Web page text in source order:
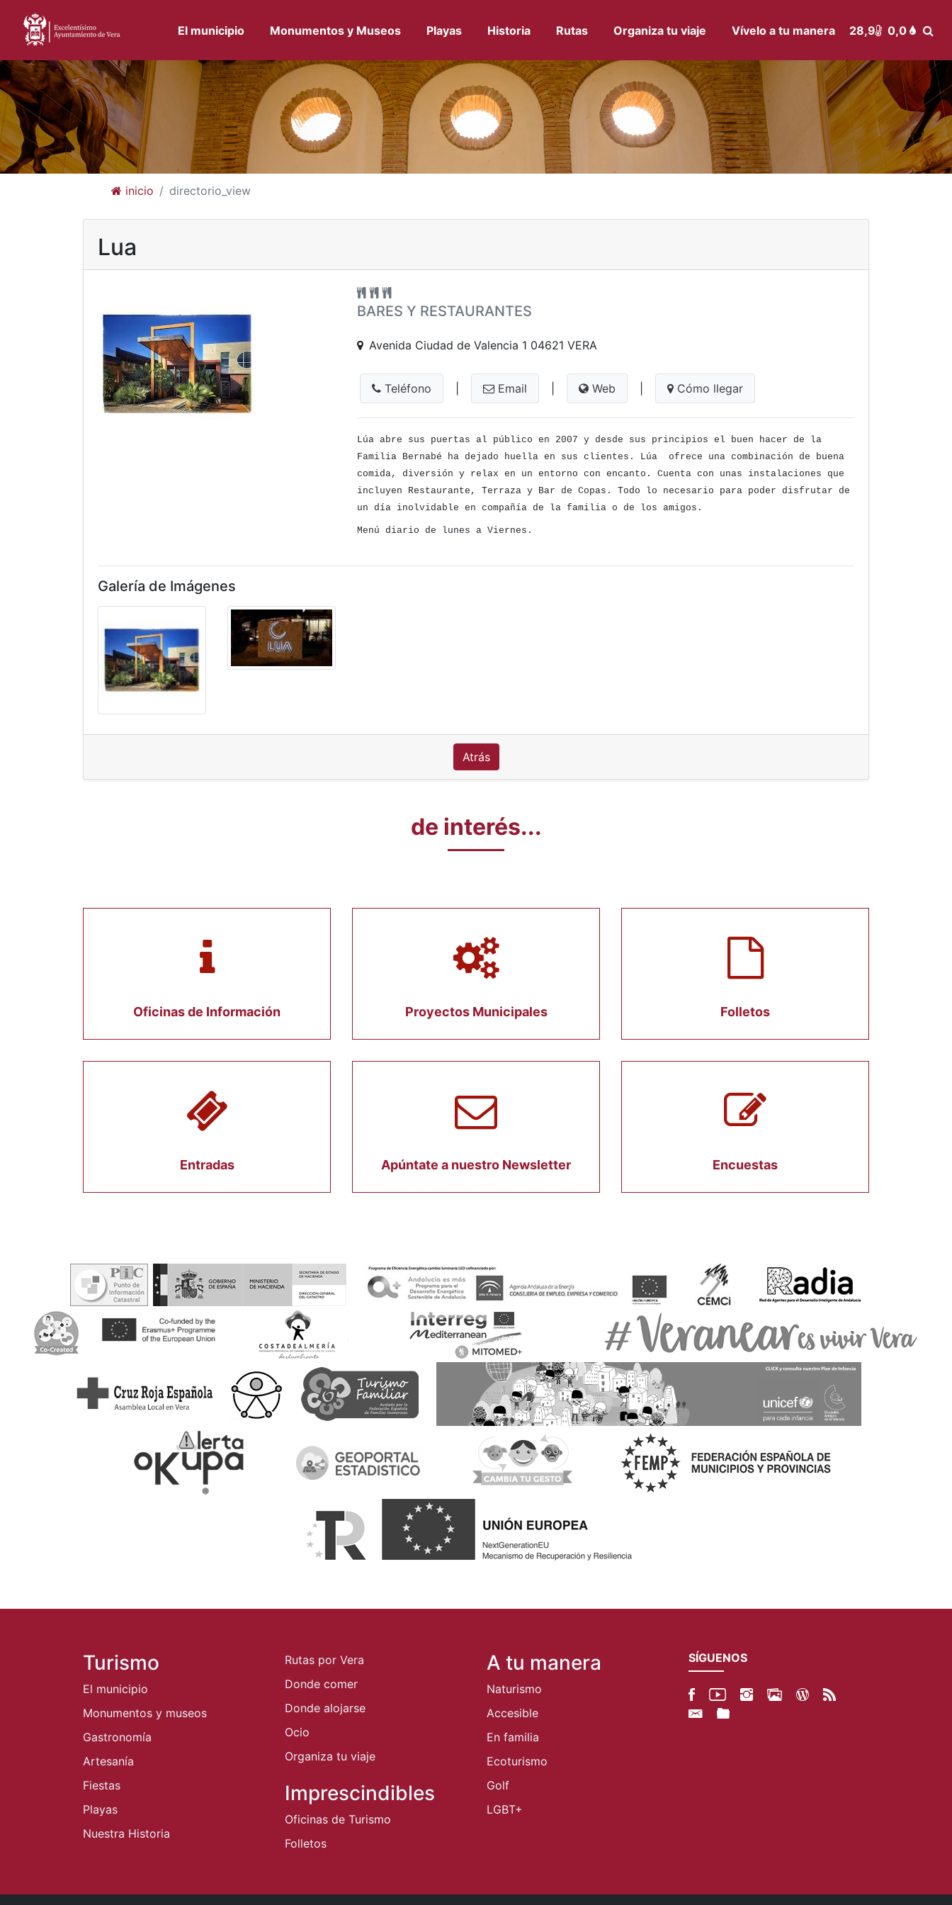
El municipio Monumentos y Museos Playas Historia Rutas Organiza tu viaje Vívelo a tu manera 28,9 0,0
inicio directorio_view
Lua
BARES Y RESTAURANTES
Avenida Ciudad de Valencia 1 04621 VERA
Teléfono Email Web Cómo llegar
Lúa abre sus puertas al público en 2007 y desde sus principios el buen hacer de la
Familia Bernabé ha dejado huella en sus clientes. Lúa ofrece una combinación de buena
comida, diversión y relax en un entorno con encanto. Cuenta con unas instalaciones que
incluyen Restaurante, Terraza y Bar de Copas. Todo lo necesario para poder disfrutar de
un día inolvidable en compañía de la familia o de los amigos.
Menú diario de lunes a Viernes.
Galería de Imágenes
Atrás
de interés...
Oficinas de Información Proyectos Municipales Folletos
Entradas Apúntate a nuestro Newsletter Encuestas
Turismo
El municipio
Monumentos y museos
Gastronomía
Artesanía
Fiestas
Playas
Nuestra Historia
Rutas por Vera
Donde comer
Donde alojarse
Ocio
Organiza tu viaje
Imprescindibles
Oficinas de Turismo
Folletos
A tu manera
Naturismo
Accesible
En familia
Ecoturismo
Golf
LGBT+
SÍGUENOS